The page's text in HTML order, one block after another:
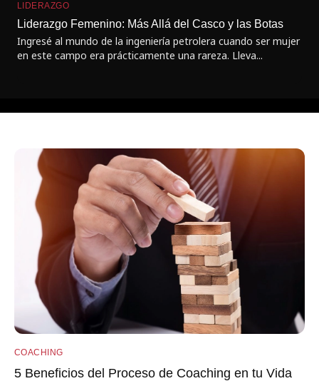
LIDERAZGO
Liderazgo Femenino: Más Allá del Casco y las Botas
Ingresé al mundo de la ingeniería petrolera cuando ser mujer
en este campo era prácticamente una rareza. Lleva...
COACHING
5 Beneficios del Proceso de Coaching en tu Vida